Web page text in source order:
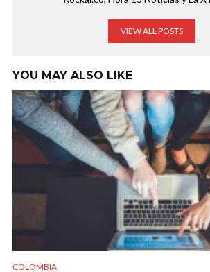
VIEW ALL POSTS
YOU MAY ALSO LIKE
COLOMBIA